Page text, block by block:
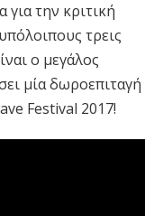
για την κριτική
τρεις
ο μεγάλος
μία δωροεπιταγή
Festival 2017!